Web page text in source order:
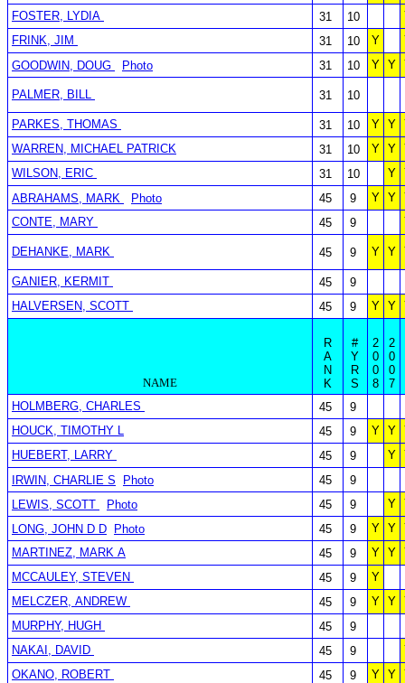
FOSTER, LYDIA
31 10
FRINK, JIM
31 10 Y
GOODWIN, DOUG
Photo 31 10 Y Y
PALMER, BILL 31 10
PARKES, THOMAS 31 10 Y Y
WARREN, MICHAEL PATRICK
31 10 Y Y
WILSON, ERIC
31 10 Y
ABRAHAMS, MARK
Photo 45 9 Y Y
CONTE, MARY
45 9
DEHANKE, MARK 45 9 Y Y
GANIER, KERMIT 45
9
HALVERSEN, SCOTT
45 9 Y Y
NAME
R
A
N
K
#
Y
R
S
2
0
0
8
2
0
0
7
HOLMBERG, CHARLES
45
9
HOUCK, TIMOTHY L
45 9 Y Y
HUEBERT, LARRY
45 9 Y
IRWIN, CHARLIE S
Photo 45
9
LEWIS, SCOTT
Photo 45 9 Y
LONG, JOHN D D
Photo 45 9 Y Y
MARTINEZ, MARK A
45 9 Y Y
MCCAULEY, STEVEN
45 9
Y
MELCZER, ANDREW
45 9 Y Y
MURPHY, HUGH
45
9
NAKAI, DAVID
45 9
OKANO, ROBERT
45 9 Y Y